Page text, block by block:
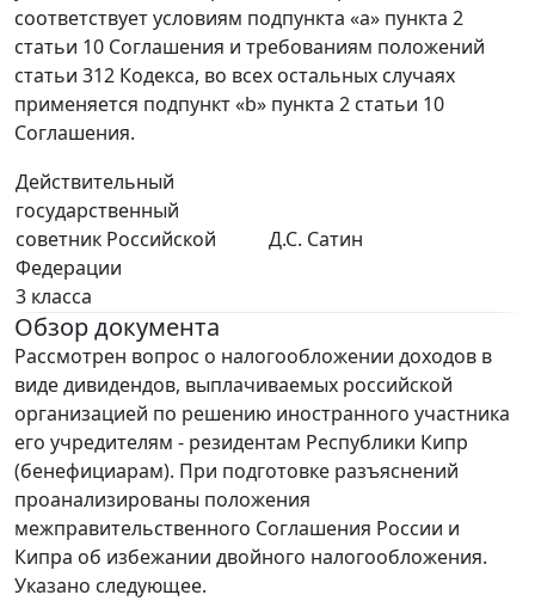
соответствует условиям подпункта «а» пункта 2
статьи 10 Соглашения и требованиям положений
статьи 312 Кодекса, во всех остальных случаях
применяется подпункт «b» пункта 2 статьи 10
Соглашения.
Действительный
государственный
советник Российской
Федерации
3 класса
Д.С. Сатин
Обзор документа
Рассмотрен вопрос о налогообложении доходов в
виде дивидендов, выплачиваемых российской
организацией по решению иностранного участника
его учредителям - резидентам Республики Кипр
(бенефициарам). При подготовке разъяснений
проанализированы положения
межправительственного Соглашения России и
Кипра об избежании двойного налогообложения.
Указано следующее.